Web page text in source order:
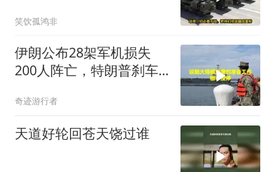
笑饮孤鸿非
伊朗公布28架军机损失
200人阵亡，特朗普刹车
奇迹游行者
天道好轮回苍天饶过谁